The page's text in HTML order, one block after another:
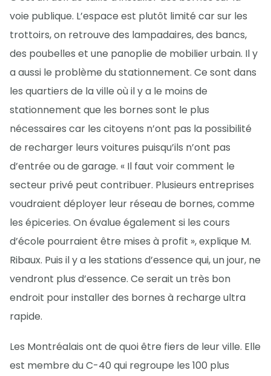
voie publique. L’espace est plutôt limité car sur les
trottoirs, on retrouve des lampadaires, des bancs,
des poubelles et une panoplie de mobilier urbain. Il y
a aussi le problème du stationnement. Ce sont dans
les quartiers de la ville où il y a le moins de
stationnement que les bornes sont le plus
nécessaires car les citoyens n’ont pas la possibilité
de recharger leurs voitures puisqu’ils n’ont pas
d’entrée ou de garage. « Il faut voir comment le
secteur privé peut contribuer. Plusieurs entreprises
voudraient déployer leur réseau de bornes, comme
les épiceries. On évalue également si les cours
d’école pourraient être mises à profit », explique M.
Ribaux. Puis il y a les stations d’essence qui, un jour, ne
vendront plus d’essence. Ce serait un très bon
endroit pour installer des bornes à recharge ultra
rapide.
Les Montréalais ont de quoi être fiers de leur ville. Elle
est membre du C-40 qui regroupe les 100 plus